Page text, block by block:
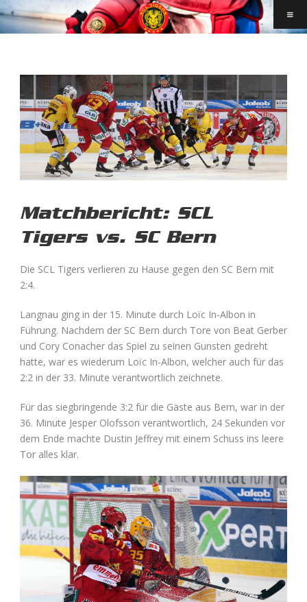
Matchbericht: SCL
Tigers vs. SC Bern
Die SCL Tigers verlieren zu Hause gegen den SC Bern mit
2:4.
Langnau ging in der 15. Minute durch Loïc In-Albon in
Führung. Nachdem der SC Bern durch Tore von Beat Gerber
und Cory Conacher das Spiel zu seinen Gunsten gedreht
hatte, war es wiederum Loïc In-Albon, welcher auch für das
2:2 in der 33. Minute verantwortlich zeichnete.
Für das siegbringende 3:2 für die Gäste aus Bern, war in der
36. Minute Jesper Olofsson verantwortlich, 24 Sekunden vor
dem Ende machte Dustin Jeffrey mit einem Schuss ins leere
Tor alles klar.